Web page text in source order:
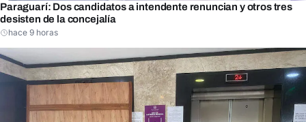
Paraguarí: Dos candidatos a intendente renuncian y otros tres
desisten de la concejalía
hace 9 horas